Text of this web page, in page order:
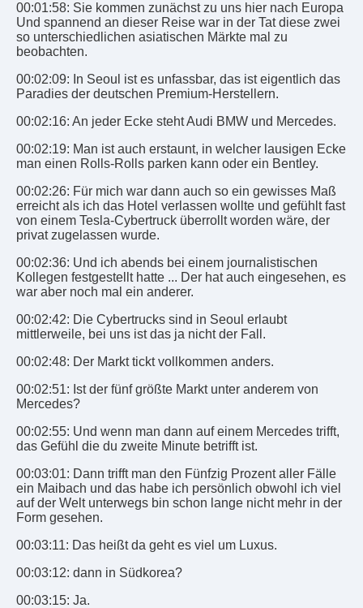
00:01:58: Sie kommen zunächst zu uns hier nach Europa
Und spannend an dieser Reise war in der Tat diese zwei
so unterschiedlichen asiatischen Märkte mal zu
beobachten.
00:02:09: In Seoul ist es unfassbar, das ist eigentlich das
Paradies der deutschen Premium-Herstellern.
00:02:16: An jeder Ecke steht Audi BMW und Mercedes.
00:02:19: Man ist auch erstaunt, in welcher lausigen Ecke
man einen Rolls-Rolls parken kann oder ein Bentley.
00:02:26: Für mich war dann auch so ein gewisses Maß
erreicht als ich das Hotel verlassen wollte und gefühlt fast
von einem Tesla-Cybertruck überrollt worden wäre, der
privat zugelassen wurde.
00:02:36: Und ich abends bei einem journalistischen
Kollegen festgestellt hatte ... Der hat auch eingesehen, es
war aber noch mal ein anderer.
00:02:42: Die Cybertrucks sind in Seoul erlaubt
mittlerweile, bei uns ist das ja nicht der Fall.
00:02:48: Der Markt tickt vollkommen anders.
00:02:51: Ist der fünf größte Markt unter anderem von
Mercedes?
00:02:55: Und wenn man dann auf einem Mercedes trifft,
das Gefühl die du zweite Minute betrifft ist.
00:03:01: Dann trifft man den Fünfzig Prozent aller Fälle
ein Maibach und das habe ich persönlich obwohl ich viel
auf der Welt unterwegs bin schon lange nicht mehr in der
Form gesehen.
00:03:11: Das heißt da geht es viel um Luxus.
00:03:12: dann in Südkorea?
00:03:15: Ja.